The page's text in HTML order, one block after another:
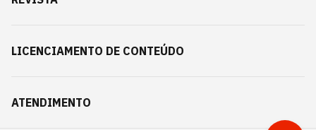
LICENCIAMENTO DE CONTEÚDO
ATENDIMENTO